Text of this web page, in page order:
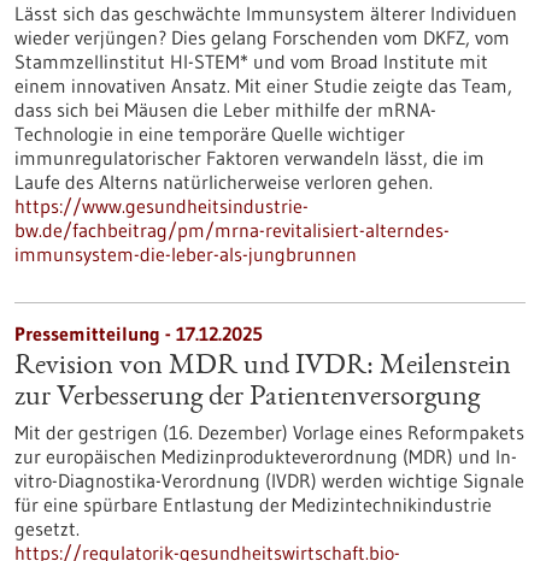
Lässt sich das geschwächte Immunsystem älterer Individuen
wieder verjüngen? Dies gelang Forschenden vom DKFZ, vom
Stammzellinstitut HI-STEM* und vom Broad Institute mit
einem innovativen Ansatz. Mit einer Studie zeigte das Team,
dass sich bei Mäusen die Leber mithilfe der mRNA-
Technologie in eine temporäre Quelle wichtiger
immunregulatorischer Faktoren verwandeln lässt, die im
Laufe des Alterns natürlicherweise verloren gehen.
https://www.gesundheitsindustrie-
bw.de/fachbeitrag/pm/mrna-revitalisiert-alterndes-
immunsystem-die-leber-als-jungbrunnen
Pressemitteilung - 17.12.2025
Revision von MDR und IVDR: Meilenstein
zur Verbesserung der Patientenversorgung
Mit der gestrigen (16. Dezember) Vorlage eines Reformpakets
zur europäischen Medizinprodukteverordnung (MDR) und In-
vitro-Diagnostika-Verordnung (IVDR) werden wichtige Signale
für eine spürbare Entlastung der Medizintechnikindustrie
gesetzt.
https://regulatorik-gesundheitswirtschaft.bio-